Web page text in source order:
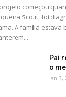
começou
Scout, foi
A família estava
Pai
o
jan 3,